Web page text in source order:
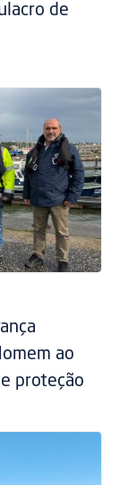
de
ao
proteção